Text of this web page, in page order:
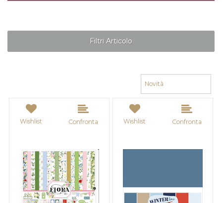
Filtri Articolo
Wishlist Confronta Wishlist Confronta